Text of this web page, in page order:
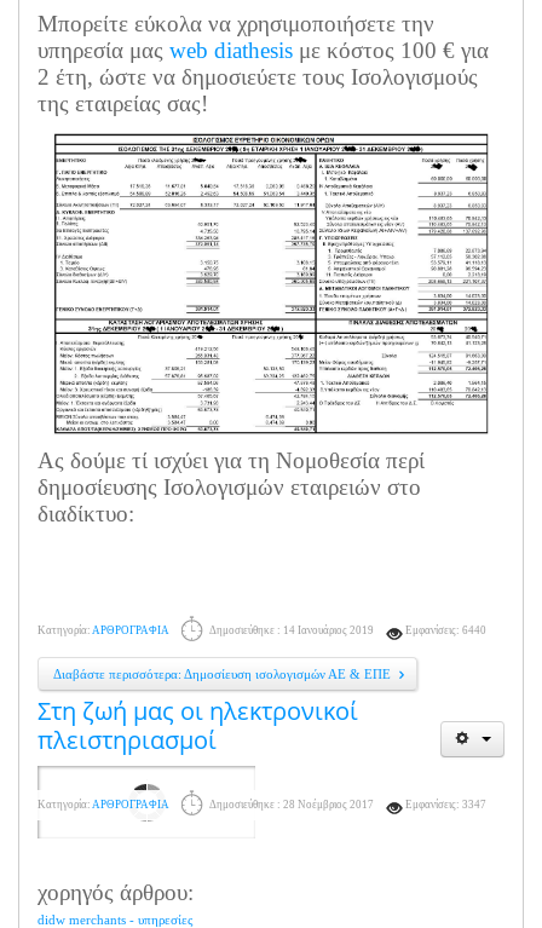
Μπορείτε εύκολα να χρησιμοποιήσετε την
υπηρεσία μας web diathesis με κόστος 100 € για
2 έτη, ώστε να δημοσιεύετε τους Ισολογισμούς
της εταιρείας σας!
Ας δούμε τί ισχύει για τη Νομοθεσία περί
δημοσίευσης Ισολογισμών εταιρειών στο
διαδίκτυο:
Κατηγορία: ΑΡΘΡΟΓΡΑΦΙΑ Δημοσιεύθηκε : 14 Ιανουάριος 2019 Εμφανίσεις: 6440
Διαβάστε περισσότερα: Δημοσίευση ισολογισμών ΑΕ & ΕΠΕ
Στη ζωή μας οι ηλεκτρονικοί
πλειστηριασμοί
χορηγός άρθρου:
didw merchants - υπηρεσίες
Κατηγορία: ΑΡΘΡΟΓΡΑΦΙΑ Δημοσιεύθηκε : 28 Νοέμβριος 2017 Εμφανίσεις: 3347